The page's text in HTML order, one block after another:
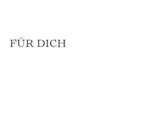
FÜR DICH